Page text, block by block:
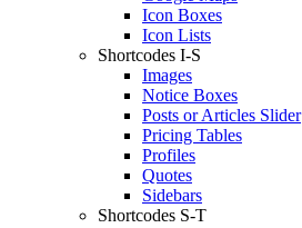
Icon Boxes
Icon Lists
Shortcodes I-S
Images
Notice Boxes
Posts or Articles Slider
Pricing Tables
Profiles
Quotes
Sidebars
Shortcodes S-T